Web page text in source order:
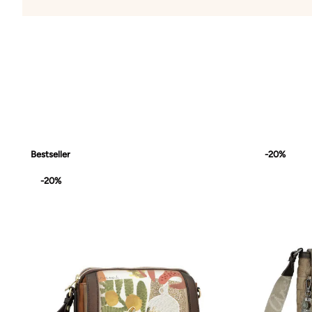
Bestseller
-20%
-20%